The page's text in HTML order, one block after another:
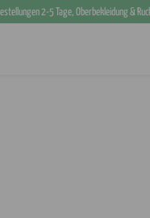
2-5 Tage, Oberbekleidung &